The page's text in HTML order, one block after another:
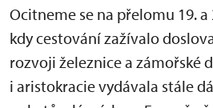
Ocitneme se na přelomu 19.
kdy cestování zažívalo
rozvoji železnice a zámořské
i aristokracie vydávala stále